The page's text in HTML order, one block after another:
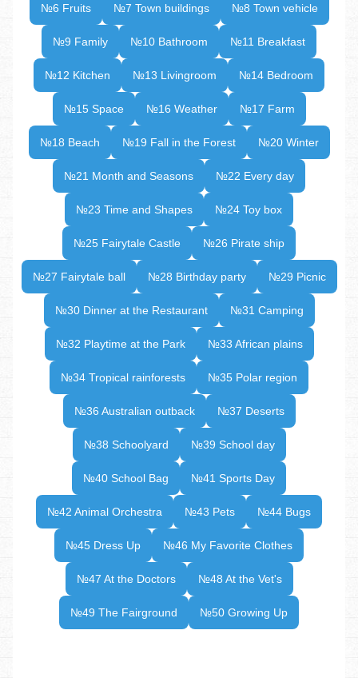
№6 Fruits №7 Town buildings №8 Town vehicle
№9 Family №10 Bathroom №11 Breakfast
№12 Kitchen №13 Livingroom №14 Bedroom
№15 Space №16 Weather №17 Farm
№18 Beach №19 Fall in the Forest №20 Winter
№21 Month and Seasons №22 Every day
№23 Time and Shapes №24 Toy box
№25 Fairytale Castle №26 Pirate ship
№27 Fairytale ball №28 Birthday party №29 Picnic
№30 Dinner at the Restaurant №31 Camping
№32 Playtime at the Park №33 African plains
№34 Tropical rainforests №35 Polar region
№36 Australian outback №37 Deserts
№38 Schoolyard №39 School day
№40 School Bag №41 Sports Day
№42 Animal Orchestra №43 Pets №44 Bugs
№45 Dress Up №46 My Favorite Clothes
№47 At the Doctors №48 At the Vet's
№49 The Fairground №50 Growing Up